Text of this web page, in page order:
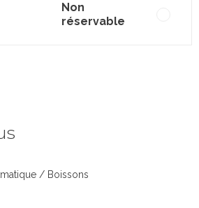
Non
réservable
/ Boissons